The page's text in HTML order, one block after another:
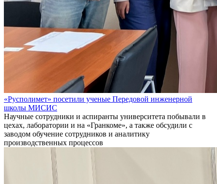
«Русполимет» посетили ученые Передовой инженерной
школы МИСИС
Научные сотрудники и аспиранты университета побывали в
цехах, лаборатории и на «Гранкоме», а также обсудили с
заводом обучение сотрудников и аналитику
производственных процессов